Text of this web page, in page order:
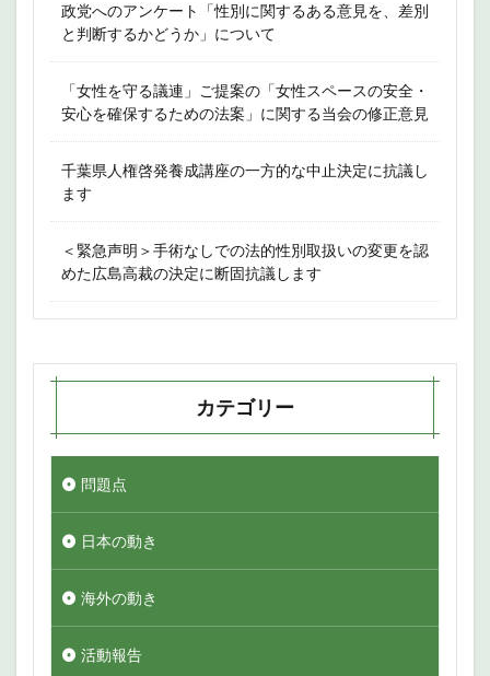
政党へのアンケート「性別に関するある意見を、差別
と判断するかどうか」について
「女性を守る議連」ご提案の「女性スペースの安全・
安心を確保するための法案」に関する当会の修正意見
千葉県人権啓発養成講座の一方的な中止決定に抗議し
ます
＜緊急声明＞手術なしでの法的性別取扱いの変更を認
めた広島高裁の決定に断固抗議します
カテゴリー
問題点
日本の動き
海外の動き
活動報告